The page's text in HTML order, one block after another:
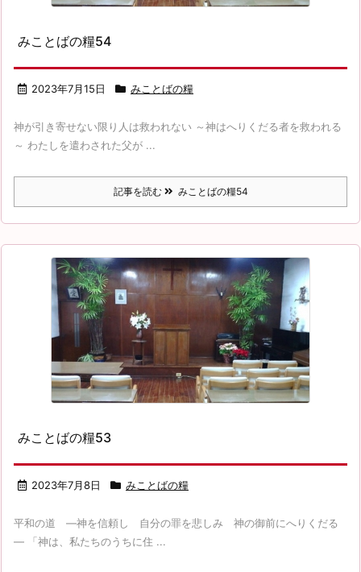
みことばの糧54
2023年7月15日 みことばの糧
神が引き寄せない限り人は救われない ～神はへりくだる者を救われる
～ わたしを遣わされた父が ...
記事を読む みことばの糧54
みことばの糧53
2023年7月8日 みことばの糧
平和の道 ―神を信頼し 自分の罪を悲しみ 神の御前にへりくだる
― 「神は、私たちのうちに住 ...